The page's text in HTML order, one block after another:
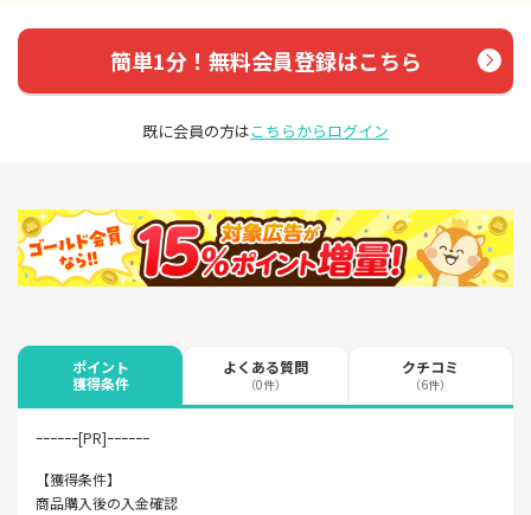
簡単1分！無料会員登録はこちら
既に会員の方はこちらからログイン
ポイント
獲得条件
よくある質問
（0件）
クチコミ
（6件）
ｰｰｰｰｰｰ[PR]ｰｰｰｰｰｰ
【獲得条件】
商品購入後の入金確認